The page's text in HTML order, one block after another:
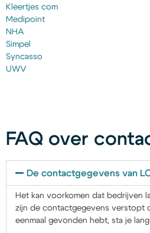
Kleertjes com
Medipoint
NHA
Simpel
Syncasso
UWV
FAQ over
De contactgegevens van
Het kan voorkomen dat bedrijven
zijn de contactgegevens verstopt
eenmaal gevonden hebt, sta je